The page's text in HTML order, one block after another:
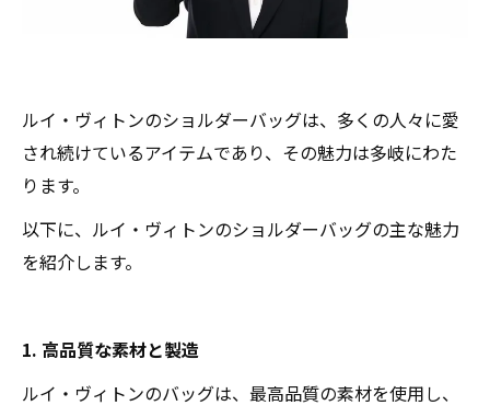
ルイ・ヴィトンのショルダーバッグは、多くの人々に愛
され続けているアイテムであり、その魅力は多岐にわた
ります。
以下に、ルイ・ヴィトンのショルダーバッグの主な魅力
を紹介します。
1. 高品質な素材と製造
ルイ・ヴィトンのバッグは、最高品質の素材を使用し、